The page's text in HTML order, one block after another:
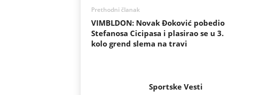
Prethodni članak
VIMBLDON: Novak Đoković pobedio
Stefanosa Cicipasa i plasirao se u 3.
kolo grend slema na travi
Sportske Vesti